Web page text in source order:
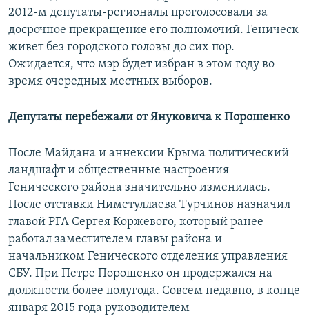
2012-м депутаты-регионалы проголосовали за
досрочное прекращение его полномочий. Геническ
живет без городского головы до сих пор.
Ожидается, что мэр будет избран в этом году во
время очередных местных выборов.
Депутаты перебежали от Януковича к Порошенко
После Майдана и аннексии Крыма политический
ландшафт и общественные настроения
Генического района значительно изменилась.
После отставки Ниметуллаева Турчинов назначил
главой РГА Сергея Коржевого, который ранее
работал заместителем главы района и
начальником Генического отделения управления
СБУ. При Петре Порошенко он продержался на
должности более полугода. Совсем недавно, в конце
января 2015 года руководителем